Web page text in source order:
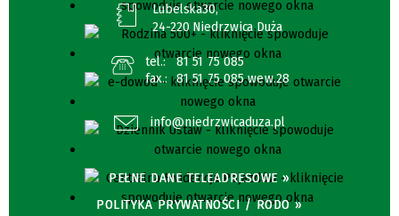
Lubelska30,
24-220 Niedrzwica Duża
tel.:
81 51 75 085
fax.:
81 51 75 085 wew.28
info@niedrzwicaduza.pl
PEŁNE DANE TELEADRESOWE »
POLITYKA PRYWATNOŚCI / RODO »